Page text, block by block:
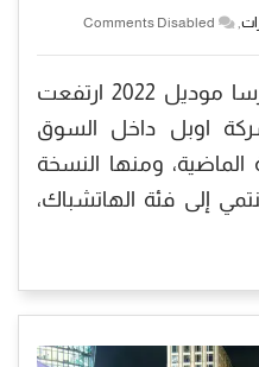
,
Comments Disabled
سعر ومواصفات اوبل كورسا موديل 2022 ارتفعت
اوبل داخل السوق
الماضية، ومنها النسخة
2022 التي تنتمي إلى فئة الهاتشباك،